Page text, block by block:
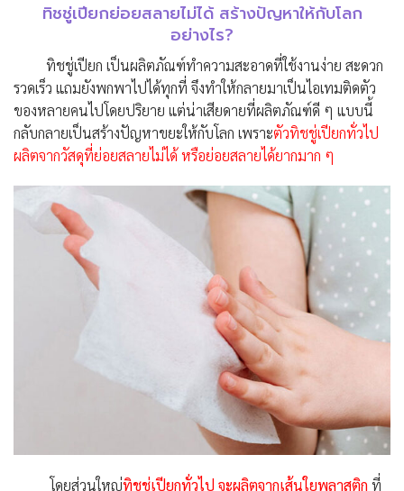
ทิชชู่เปียกย่อยสลายไม่ได้ สร้างปัญหาให้กับโลก
อย่างไร?
ทิชชู่เปียก เป็นผลิตภัณฑ์ทำความสะอาดที่ใช้งานง่าย สะดวก
รวดเร็ว แถมยังพกพาไปได้ทุกที่ จึงทำให้กลายมาเป็นไอเทมติดตัว
ของหลายคนไปโดยปริยาย แต่น่าเสียดายที่ผลิตภัณฑ์ดี ๆ แบบนี้
กลับกลายเป็นสร้างปัญหาขยะให้กับโลก เพราะตัวทิชชู่เปียกทั่วไป
ผลิตจากวัสดุที่ย่อยสลายไม่ได้ หรือย่อยสลายได้ยากมาก ๆ
โดยส่วนใหญ่ทิชชู่เปียกทั่วไป จะผลิตจากเส้นใยพลาสติก ที่